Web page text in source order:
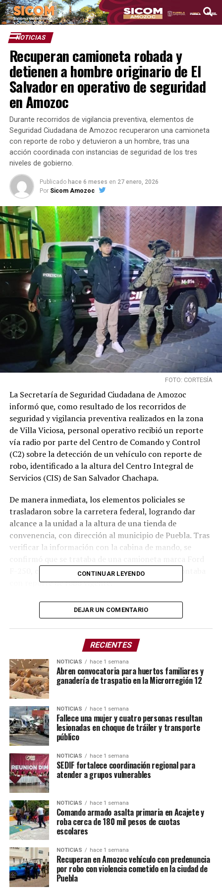
NOTICIAS
Recuperan camioneta robada y
detienen a hombre originario de El
Salvador en operativo de seguridad
en Amozoc
Durante recorridos de vigilancia preventiva, elementos de
Seguridad Ciudadana de Amozoc recuperaron una camioneta
con reporte de robo y detuvieron a un hombre, tras una
acción coordinada con instancias de seguridad de los tres
niveles de gobierno.
Publicado hace 6 meses en 27 enero, 2026
Por Sicom Amozoc
FOTO: CORTESÍA
La Secretaría de Seguridad Ciudadana de Amozoc
informó que, como resultado de los recorridos de
seguridad y vigilancia preventiva realizados en la zona
de Villa Viciosa, personal operativo recibió un reporte
vía radio por parte del Centro de Comando y Control
(C2) sobre la detección de un vehículo con reporte de
robo, identificado a la altura del Centro Integral de
Servicios (CIS) de San Salvador Chachapa.
De manera inmediata, los elementos policiales se
trasladaron sobre la carretera federal, logrando dar
alcance a la unidad a la altura de una tienda de
convenencia, con dirección al municipio de Puebla. Tras
verificar la información con la cabina de mando, se
F-250, color gris, con placas SP-82397, la cual contaba
con reporte de robo vigente.
En apego a los protocolos establecidos, se procedió a la
recuperación del vehículo y a la detención de Héctor
Edwin N., de 29 años de edad, de nacionalidad
salvadoreña, quien fue puesto a disposición de la
autoridad competente para que se determine su
situación legal, garantizando en todo momento el
debido proceso.
La dependencia municipal destacó que estas acciones se
realizan en el marco del Mando Coordinado, mediante el
trabajo conjunto con los tres niveles de gobierno y con
el respaldo de la Secretaría de Marina, la Guardia
Nacional, la Secretaría de la Defensa Nacional (SEDENA)
y la Policía Estatal.
TEMAS RELACIONADOS AMOZOC
GUARDIA NACIONAL
MARINA
RECUPERAN CAMIONETA ROBADA
SECRETARÍA DE SEGURIDAD PÚBLICA
CONTINUAR LEYENDO
DEJAR UN COMENTARIO
RECIENTES
NOTICIAS hace 1 semana
Abren convocatoria para huertos familiares y
ganadería de traspatio en la Microrregión 12
NOTICIAS hace 1 semana
Fallece una mujer y cuatro personas resultan
lesionadas en choque de tráiler y transporte
público
NOTICIAS hace 1 semana
SEDIF fortalece coordinación regional para
atender a grupos vulnerables
NOTICIAS hace 1 semana
Comando armado asalta primaria en Acajete y
roba cerca de 180 mil pesos de cuotas
escolares
NOTICIAS hace 1 semana
Recuperan en Amozoc vehículo con predenuncia
por robo con violencia cometido en la ciudad de
Puebla